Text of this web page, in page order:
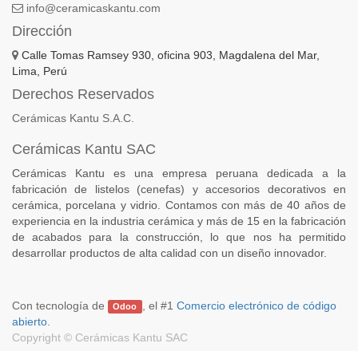
info@ceramicaskantu.com
Dirección
Calle Tomas Ramsey 930, oficina 903, Magdalena del Mar,
Lima, Perú
Derechos Reservados
Cerámicas Kantu S.A.C.
Cerámicas Kantu SAC
Cerámicas Kantu es una empresa peruana dedicada a la
fabricación de listelos (cenefas) y accesorios decorativos en
cerámica, porcelana y vidrio. Contamos con más de 40 años de
experiencia en la industria cerámica y más de 15 en la fabricación
de acabados para la construcción, lo que nos ha permitido
desarrollar productos de alta calidad con un diseño innovador.
Con tecnología de Odoo , el #1 Comercio electrónico de código
abierto
Copyright © Cerámicas Kantu SAC